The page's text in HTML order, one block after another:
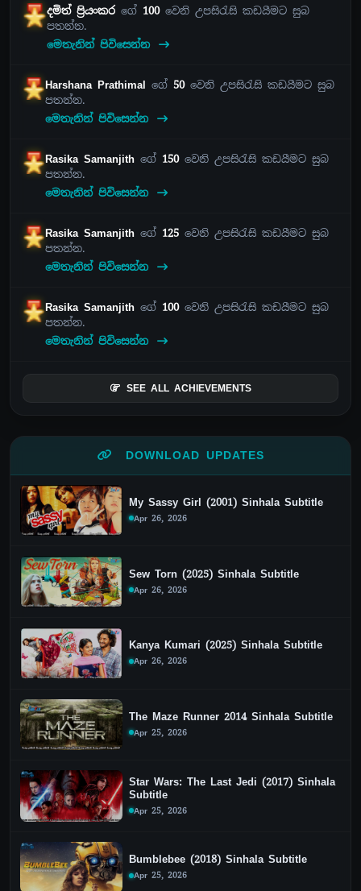
දමිත් ප්‍රියංකරගේ 100වෙනි උපසිරැසි කඩයීමට සුබ
පතන්න.
මෙතැනින් පිවිසෙන්න
Harshana Prathimal ගේ 50වෙනි උපසිරැසි කඩයීමට සුබ
පතන්න.
මෙතැනින් පිවිසෙන්න
Rasika Samanjithගේ 150වෙනි උපසිරැසි කඩයීමට සුබ
පතන්න.
මෙතැනින් පිවිසෙන්න
Rasika Samanjithගේ 125 වෙනි උපසිරැසි කඩයීමට සුබ
පතන්න.
මෙතැනින් පිවිසෙන්න
Rasika Samanjithගේ 100වෙනි උපසිරැසි කඩයීමට සුබ
පතන්න.
මෙතැනින් පිවිසෙන්න
SEE ALL ACHIEVEMENTS
DOWNLOAD UPDATES
My Sassy Girl (2001) Sinhala Subtitle
Apr 26, 2026
Sew Torn (2025) Sinhala Subtitle
Apr 26, 2026
Kanya Kumari (2025) Sinhala Subtitle
Apr 26, 2026
The Maze Runner 2014 Sinhala Subtitle
Apr 25, 2026
Star Wars: The Last Jedi (2017) Sinhala
Subtitle
Apr 25, 2026
Bumblebee (2018) Sinhala Subtitle
Apr 25, 2026